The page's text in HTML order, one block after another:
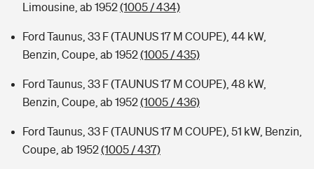
Limousine, ab 1952(1005 / 434)
Ford Taunus, 33 F (TAUNUS 17 M COUPE), 44 kW,
Benzin, Coupe, ab 1952(1005 / 435)
Ford Taunus, 33 F (TAUNUS 17 M COUPE), 48 kW,
Benzin, Coupe, ab 1952(1005 / 436)
Ford Taunus, 33 F (TAUNUS 17 M COUPE), 51 kW, Benzin,
Coupe, ab 1952(1005 / 437)